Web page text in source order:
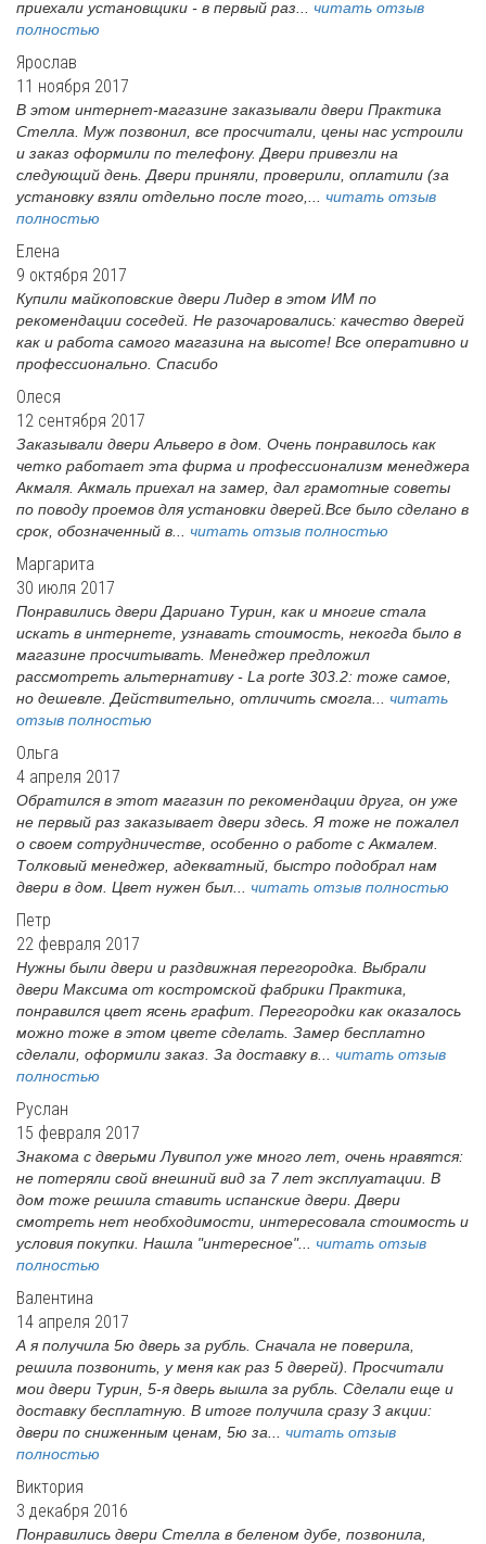
приехали установщики - в первый раз... читать отзыв
полностью
Ярослав
11 ноября 2017
В этом интернет-магазине заказывали двери Практика
Стелла. Муж позвонил, все просчитали, цены нас устроили
и заказ оформили по телефону. Двери привезли на
следующий день. Двери приняли, проверили, оплатили (за
установку взяли отдельно после того,... читать отзыв
полностью
Елена
9 октября 2017
Купили майкоповские двери Лидер в этом ИМ по
рекомендации соседей. Не разочаровались: качество дверей
как и работа самого магазина на высоте! Все оперативно и
профессионально. Спасибо
Олеся
12 сентября 2017
Заказывали двери Альверо в дом. Очень понравилось как
четко работает эта фирма и профессионализм менеджера
Акмаля. Акмаль приехал на замер, дал грамотные советы
по поводу проемов для установки дверей.Все было сделано в
срок, обозначенный в... читать отзыв полностью
Маргарита
30 июля 2017
Понравились двери Дариано Турин, как и многие стала
искать в интернете, узнавать стоимость, некогда было в
магазине просчитывать. Менеджер предложил
рассмотреть альтернативу - La porte 303.2: тоже самое,
но дешевле. Действительно, отличить смогла... читать
отзыв полностью
Ольга
4 апреля 2017
Обратился в этот магазин по рекомендации друга, он уже
не первый раз заказывает двери здесь. Я тоже не пожалел
о своем сотрудничестве, особенно о работе с Акмалем.
Толковый менеджер, адекватный, быстро подобрал нам
двери в дом. Цвет нужен был... читать отзыв полностью
Петр
22 февраля 2017
Нужны были двери и раздвижная перегородка. Выбрали
двери Максима от костромской фабрики Практика,
понравился цвет ясень графит. Перегородки как оказалось
можно тоже в этом цвете сделать. Замер бесплатно
сделали, оформили заказ. За доставку в... читать отзыв
полностью
Руслан
15 февраля 2017
Знакома с дверьми Лувипол уже много лет, очень нравятся:
не потеряли свой внешний вид за 7 лет эксплуатации. В
дом тоже решила ставить испанские двери. Двери
смотреть нет необходимости, интересовала стоимость и
условия покупки. Нашла "интересное"... читать отзыв
полностью
Валентина
14 апреля 2017
А я получила 5ю дверь за рубль. Сначала не поверила,
решила позвонить, у меня как раз 5 дверей). Просчитали
мои двери Турин, 5-я дверь вышла за рубль. Сделали еще и
доставку бесплатную. В итоге получила сразу 3 акции:
двери по сниженным ценам, 5ю за... читать отзыв
полностью
Виктория
3 декабря 2016
Понравились двери Стелла в беленом дубе, позвонила,